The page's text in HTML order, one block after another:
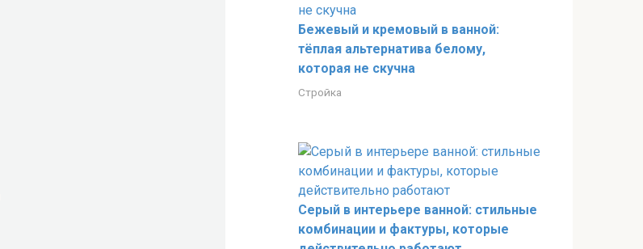
Бежевый и кремовый в ванной:
тёплая альтернатива белому,
которая не скучна
Стройка
Серый в интерьере ванной: стильные
комбинации и фактуры, которые